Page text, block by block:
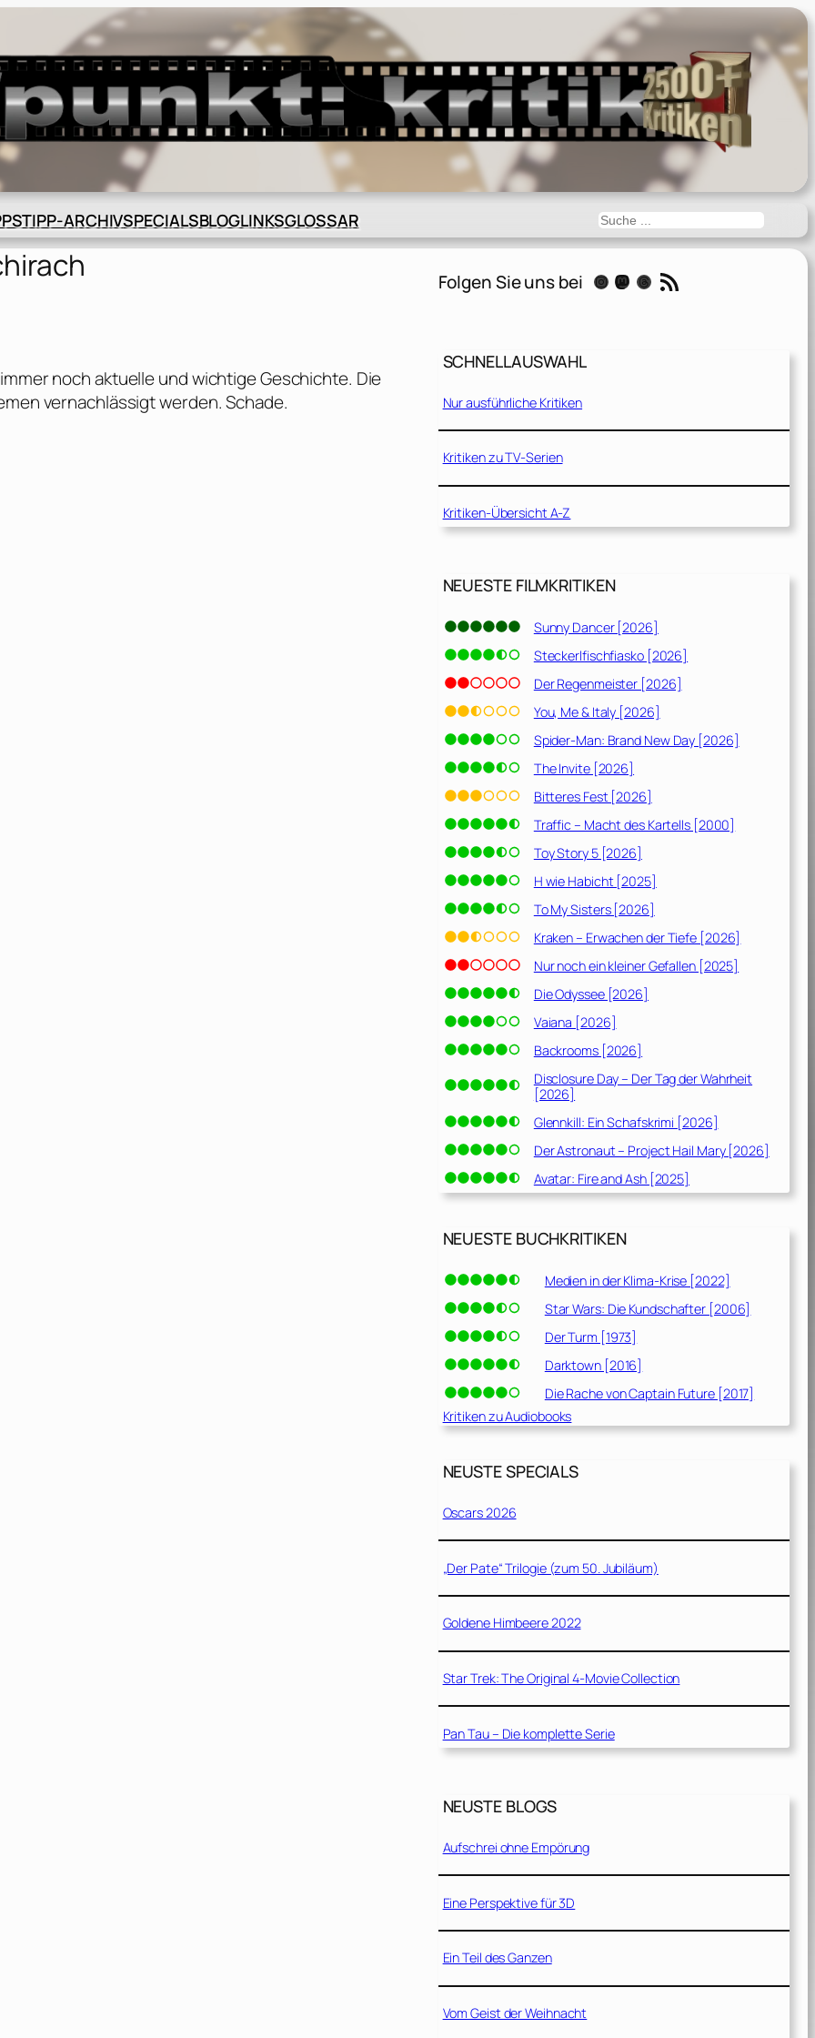
TIPP-ARCHIVSPECIALSBLOGLINKSGLOSSAR Suchen
noch aktuelle und wichtige Geschichte. Die
vernachlässigt werden. Schade.
Folgen Sie uns bei Instagram Mastodon Threads RSS-Feed
SCHNELLAUSWAHL
Nur ausführliche Kritiken
Kritiken zu TV-Serien
Kritiken-Übersicht A-Z
NEUESTE FILMKRITIKEN
Sunny Dancer [2026]
Steckerlfischfiasko [2026]
Der Regenmeister [2026]
You, Me & Italy [2026]
Spider-Man: Brand New Day [2026]
The Invite [2026]
Bitteres Fest [2026]
Traffic – Macht des Kartells [2000]
Toy Story 5 [2026]
H wie Habicht [2025]
To My Sisters [2026]
Kraken – Erwachen der Tiefe [2026]
Nur noch ein kleiner Gefallen [2025]
Die Odyssee [2026]
Vaiana [2026]
Backrooms [2026]
Disclosure Day – Der Tag der Wahrheit
[2026]
Glennkill: Ein Schafskrimi [2026]
Der Astronaut – Project Hail Mary [2026]
Avatar: Fire and Ash [2025]
NEUESTE BUCHKRITIKEN
Medien in der Klima-Krise [2022]
Star Wars: Die Kundschafter [2006]
Der Turm [1973]
Darktown [2016]
Die Rache von Captain Future [2017]
Kritiken zu Audiobooks
NEUSTE SPECIALS
Oscars 2026
„Der Pate“ Trilogie (zum 50. Jubiläum)
Goldene Himbeere 2022
Star Trek: The Original 4-Movie Collection
Pan Tau – Die komplette Serie
NEUSTE BLOGS
Aufschrei ohne Empörung
Eine Perspektive für 3D
Ein Teil des Ganzen
Vom Geist der Weihnacht